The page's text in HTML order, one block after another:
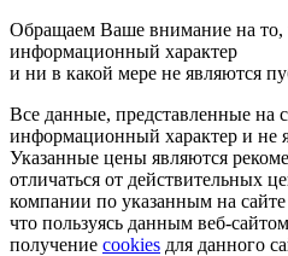
Обращаем Ваше внимание на то,
информационный характер
и ни в какой мере не являются
Все данные, представленные на
информационный характер и
Указанные цены являются
отличаться от действительных
компании по указанным на
что пользуясь данным веб-
получение cookies для данного